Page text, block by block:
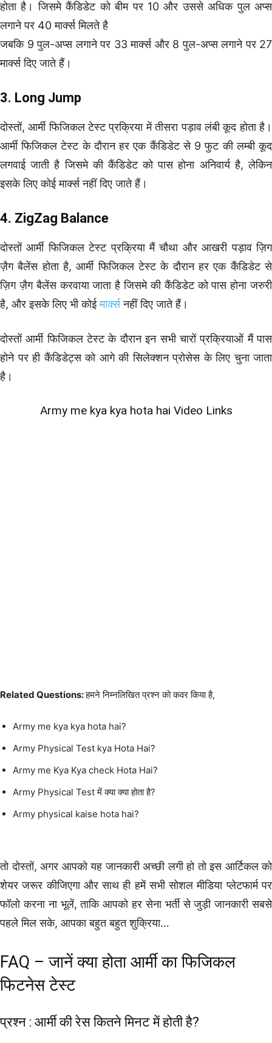
होता है। जिसमे कैंडिडेट को बीम पर 10 और उससे अधिक पुल अप्स
लगाने पर 40 मार्क्स मिलते है
जबकि 9 पुल-अप्स लगाने पर 33 मार्क्स और 8 पुल-अप्स लगाने पर 27
मार्क्स दिए जाते हैं।
3. Long Jump
दोस्तों, आर्मी फिजिकल टेस्ट प्रक्रिया में तीसरा पड़ाव लंबी कूद होता है।
आर्मी फिजिकल टेस्ट के दौरान हर एक कैंडिडेट से 9 फुट की लम्बी कूद
लगवाई जाती है जिसमे की कैंडिडेट को पास होना अनिवार्य है, लेकिन
इसके लिए कोई मार्क्स नहीं दिए जाते हैं।
4. ZigZag Balance
दोस्तों आर्मी फिजिकल टेस्ट प्रक्रिया मैं चौथा और आखरी पड़ाव ज़िग
ज़ैग बैलेंस होता है, आर्मी फिजिकल टेस्ट के दौरान हर एक कैंडिडेट से
ज़िग ज़ैग बैलेंस करवाया जाता है जिसमे की कैंडिडेट को पास होना जरुरी
है, और इसके लिए भी कोईमार्क्सनहीं दिए जाते हैं।
दोस्तों आर्मी फिजिकल टेस्ट के दौरान इन सभी चारों प्रक्रियाओं मैं पास
होने पर ही कैंडिडेट्स को आगे की सिलेक्शन प्रोसेस के लिए चुना जाता
है।
Army me kya kya hota hai Video Links
Related Questions:हमने निम्नलिखित प्रश्न को कवर किया है,
Army me kya kya hota hai?
Army Physical Test kya Hota Hai?
Army me Kya Kya check Hota Hai?
Army Physical Test में क्या क्या होता है?
Army physical kaise hota hai?
तो दोस्तों, अगर आपको यह जानकारी अच्छी लगी हो तो इस आर्टिकल को
शेयर जरूर कीजिएगा और साथ ही हमें सभी सोशल मीडिया प्लेटफार्म पर
फॉलो करना ना भूलें, ताकि आपको हर सेना भर्ती से जुड़ी जानकारी सबसे
पहले मिल सके, आपका बहुत बहुत शुक्रिया…
FAQ – जानें क्या होता आर्मी का फिजिकल
फिटनेस टेस्ट
प्रश्न : आर्मी की रेस कितने मिनट में होती है?